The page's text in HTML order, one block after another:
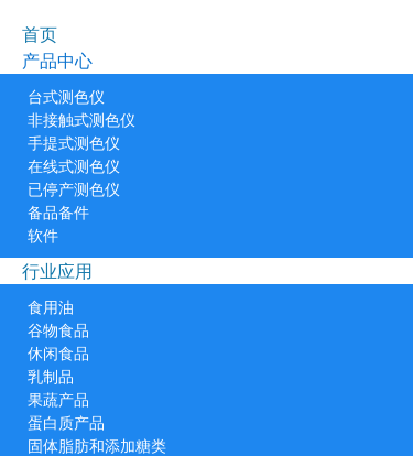
首页
产品中心
台式测色仪
非接触式测色仪
手提式测色仪
在线式测色仪
已停产测色仪
备品备件
软件
行业应用
食用油
谷物食品
休闲食品
乳制品
果蔬产品
蛋白质产品
固体脂肪和添加糖类